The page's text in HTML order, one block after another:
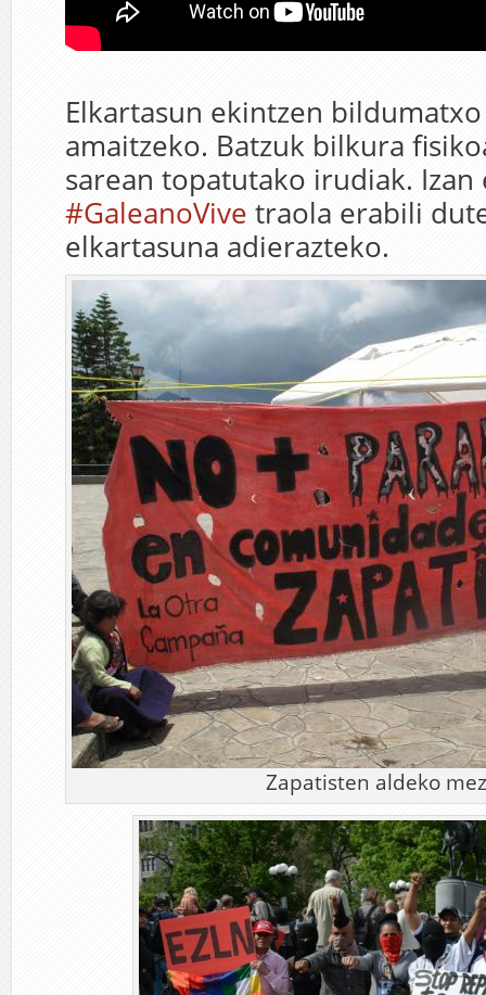
Elkartasun ekintzen
amaitzeko. Batzuk bilkura
sarean topatutako irudiak. Izan
#GaleanoVive traola erabili
elkartasuna adierazteko.
Zapatisten aldeko